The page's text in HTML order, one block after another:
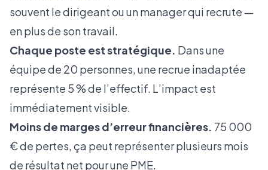
souvent le dirigeant ou un manager qui recrute —
en plus de son travail.
Chaque poste est stratégique. Dans une
équipe de 20 personnes, une recrue inadaptée
représente 5 % de l’effectif. L’impact est
immédiatement visible.
Moins de marges d’erreur financières. 75 000
€ de pertes, ça peut représenter plusieurs mois
de résultat net pour une PME.